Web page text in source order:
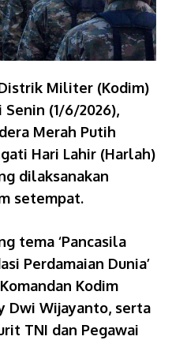
Militer (Kodim)
Senin (1/6/2026),
Merah Putih
Hari Lahir (Harlah)
dilaksanakan
setempat.
tema ‘Pancasila
Perdamaian Dunia’
Kodim
Dwi Wijayanto, serta
TNI dan Pegawai